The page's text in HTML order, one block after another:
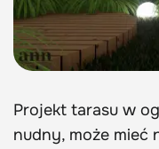
Projekt tarasu w
nudny, może mieć